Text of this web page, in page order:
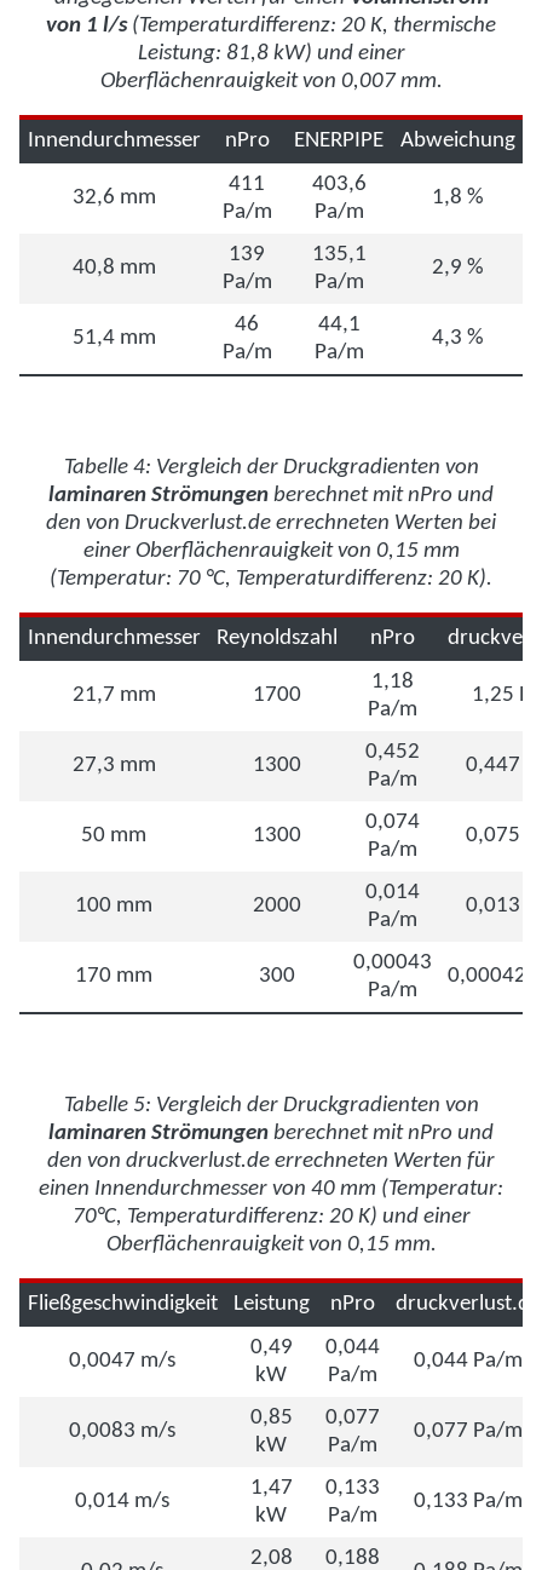
von 1 l/s(Temperaturdifferenz: 20 K, thermische
Leistung: 81,8 kW) und einer
Oberflächenrauigkeit von 0,007 mm.
Innendurchmesser nPro ENERPIPE Abweichung
32,6 mm
411
Pa/m
403,6
Pa/m
1,8 %
40,8 mm
139
Pa/m
135,1
Pa/m
2,9 %
51,4 mm
46
Pa/m
44,1
Pa/m
4,3 %
Tabelle 4: Vergleich der Druckgradienten von
laminaren Strömungen berechnet mit nPro und
den von Druckverlust.de errechneten Werten bei
einer Oberflächenrauigkeit von 0,15 mm
(Temperatur: 70 °C, Temperaturdifferenz: 20 K).
Innendurchmesser Reynoldszahl nPro
21,7 mm 1700
1,18
Pa/m
1,25
27,3 mm 1300
0,452
Pa/m
0,447
50 mm 1300
0,074
Pa/m
0,075
100 mm 2000
0,014
Pa/m
0,013
170 mm 300
0,00043
Pa/m
0,000425
Tabelle 5: Vergleich der Druckgradienten von
laminaren Strömungen berechnet mit nPro und
den von druckverlust.de errechneten Werten für
einen Innendurchmesser von 40 mm (Temperatur:
70°C, Temperaturdifferenz: 20 K) und einer
Oberflächenrauigkeit von 0,15 mm.
Fließgeschwindigkeit Leistung nPro druckverlust.de
0,0047 m/s
0,49
kW
0,044
Pa/m
0,044 Pa/m
0,0083 m/s
0,85
kW
0,077
Pa/m
0,077 Pa/m
0,014 m/s
1,47
kW
0,133
Pa/m
0,133 Pa/m
2,08
0,188